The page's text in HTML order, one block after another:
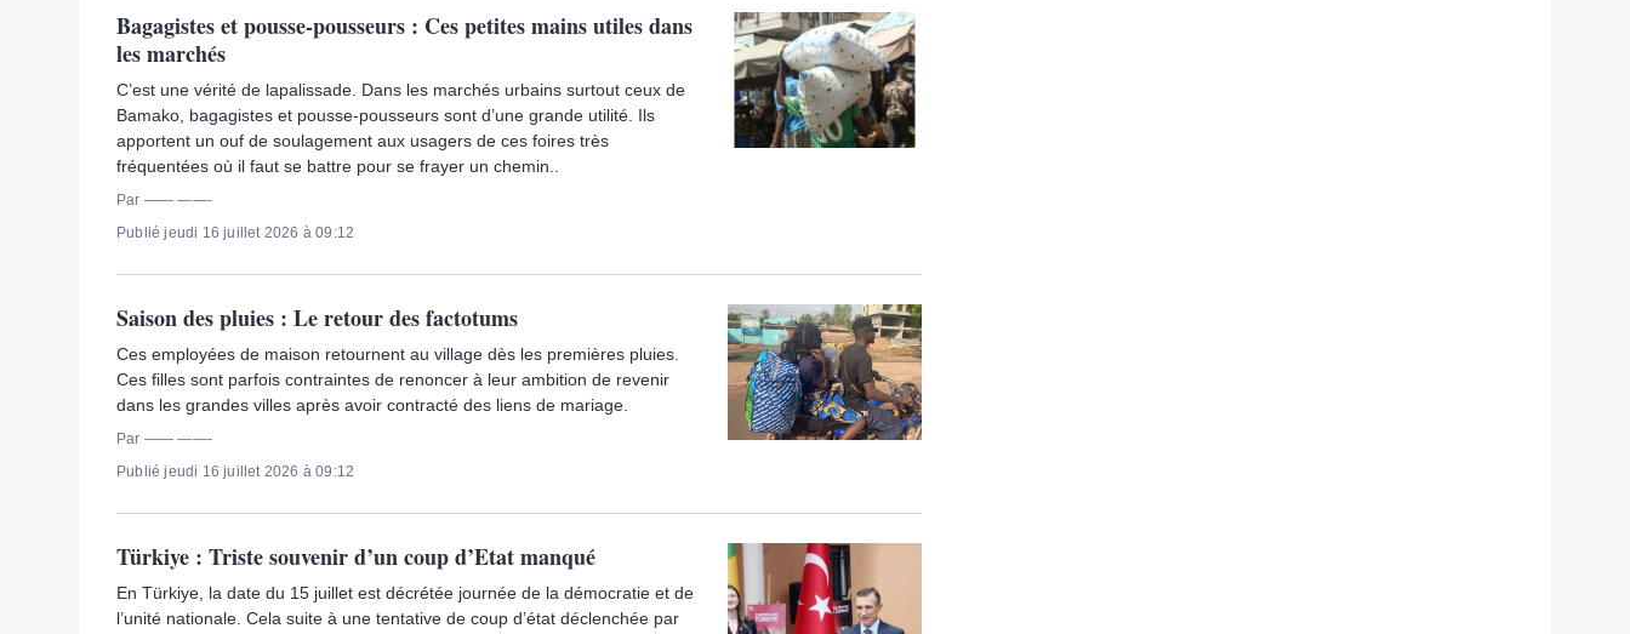
Bagagistes et pousse-pousseurs : Ces petites mains utiles dans
les marchés
C’est une vérité de lapalissade. Dans les marchés urbains surtout ceux de
Bamako, bagagistes et pousse-pousseurs sont d’une grande utilité. Ils
apportent un ouf de soulagement aux usagers de ces foires très
fréquentées où il faut se battre pour se frayer un chemin..
Par —— ——-
Publié jeudi 16 juillet 2026 à 09:12
Saison des pluies : Le retour des factotums
Ces employées de maison retournent au village dès les premières pluies.
Ces filles sont parfois contraintes de renoncer à leur ambition de revenir
dans les grandes villes après avoir contracté des liens de mariage.
Par —— ——-
Publié jeudi 16 juillet 2026 à 09:12
Türkiye : Triste souvenir d’un coup d’Etat manqué
En Türkiye, la date du 15 juillet est décrétée journée de la démocratie et de
l’unité nationale. Cela suite à une tentative de coup d’état déclenchée par